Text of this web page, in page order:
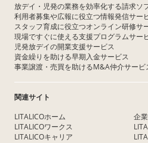
放デイ・児発の業務を効率化する請求ソ
利用者募集や広報に役立つ情報発信サー
スタッフ育成に役立つオンライン研修サ
現場ですぐに使える支援プログラムサー
児発放デイの開業支援サービス
資金繰りを助ける早期入金サービス
事業譲渡・売買を助けるM&A仲介サービ
関連サイト
LITALICOホーム
LITALICOワークス
LITALICOキャリア
企